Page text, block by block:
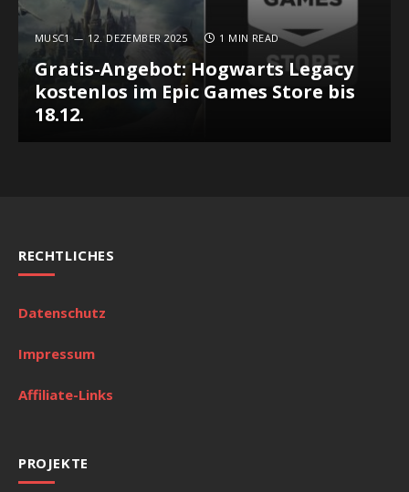
MUSC1 12. DEZEMBER 2025 1 MIN READ
Gratis-Angebot: Hogwarts Legacy
kostenlos im Epic Games Store bis
18.12.
RECHTLICHES
Datenschutz
Impressum
Affiliate-Links
PROJEKTE